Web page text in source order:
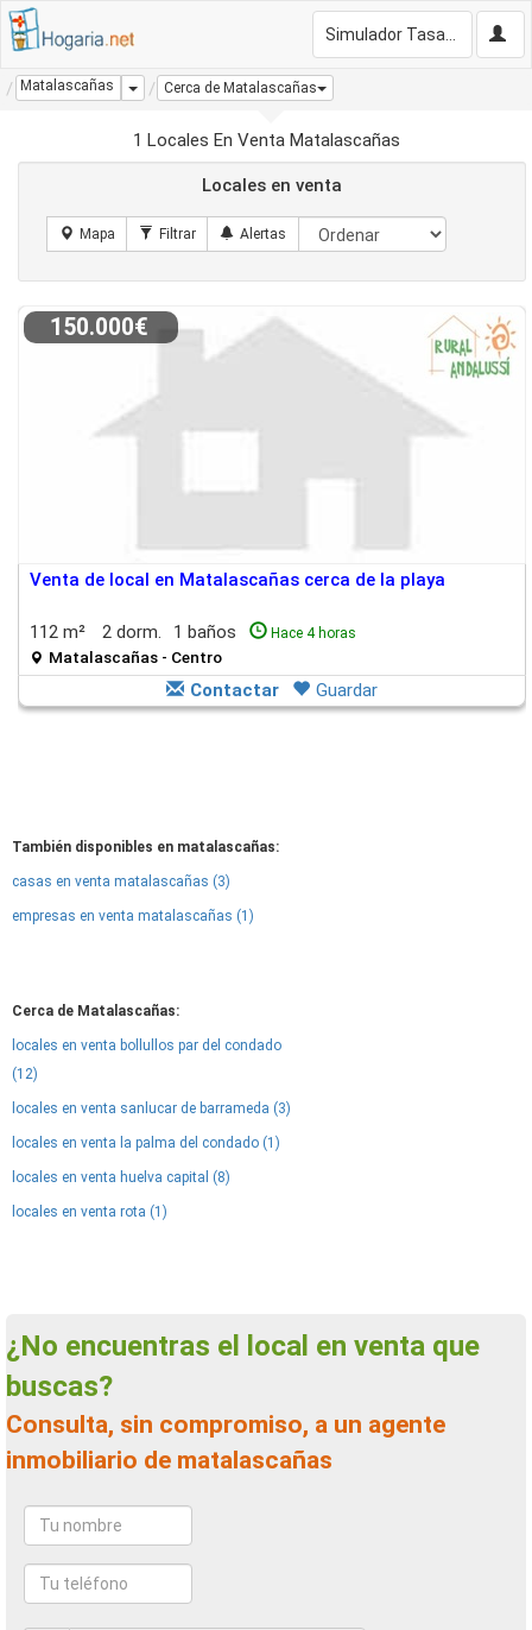
Matalascañas Dropdown
Cerca de Matalascañas
1 Locales En Venta Matalascañas
Locales en venta
150.000€
Venta de local en Matalascañas cerca de la playa
112 m² 2 dorm. 1 baños Hace 4 horas
Matalascañas - Centro
Contactar Guardar
También disponibles en matalascañas:
casas en venta matalascañas (3)
empresas en venta matalascañas (1)
Cerca de Matalascañas:
locales en venta bollullos par del condado
(12)
locales en venta sanlucar de barrameda (3)
locales en venta la palma del condado (1)
locales en venta huelva capital (8)
locales en venta rota (1)
¿No encuentras el local en venta que
buscas?
Consulta, sin compromiso, a un agente
inmobiliario de matalascañas